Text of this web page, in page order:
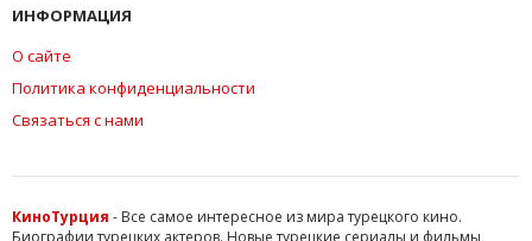
ИНФОРМАЦИЯ
О сайте
Политика конфиденциальности
Связаться с нами
КиноТурция - Все самое интересное из мира турецкого кино.
Биографии турецких актеров. Новые турецкие сериалы и фильмы